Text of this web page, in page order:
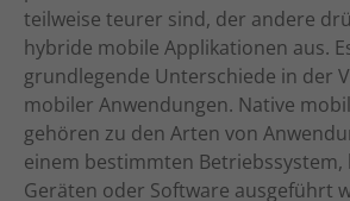
teilweise teurer sind, der andere
hybride mobile Applikationen aus.
grundlegende Unterschiede in der
mobiler Anwendungen. Native
gehören zu den Arten von
einem bestimmten
Geräten oder Software ausgeführt